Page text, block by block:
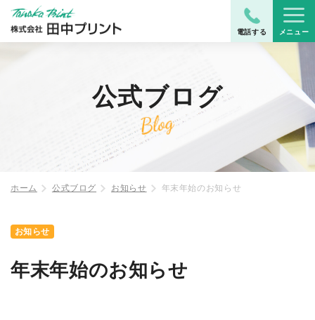
電話する メニュー
公式ブログ
ホーム 公式ブログ お知らせ 年末年始のお知らせ
お知らせ
年末年始のお知らせ